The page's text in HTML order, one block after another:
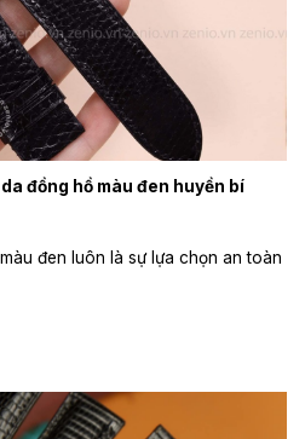
đồng hồ màu đen huyền bí
đen luôn là sự lựa chọn an toàn